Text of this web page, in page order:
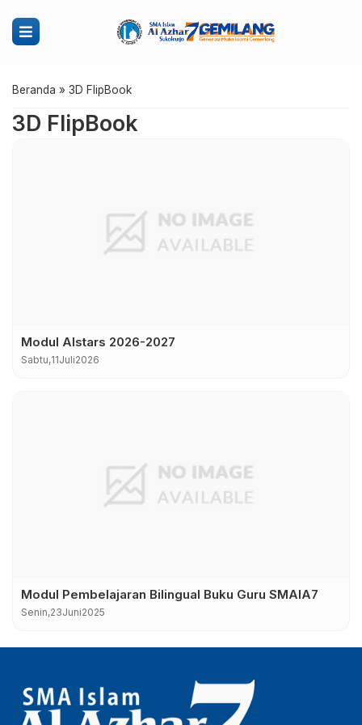
Beranda » 3D FlipBook
3D FlipBook
Modul Alstars 2026-2027
Sabtu,11Juli2026
Modul Pembelajaran Bilingual Buku Guru SMAIA7
Senin,23Juni2025